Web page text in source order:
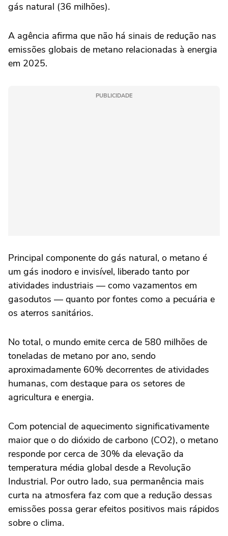
gás natural (36 milhões).
A agência afirma que não há sinais de redução nas
emissões globais de metano relacionadas à energia
em 2025.
PUBLICIDADE
Principal componente do gás natural, o metano é
um gás inodoro e invisível, liberado tanto por
atividades industriais — como vazamentos em
gasodutos — quanto por fontes como a pecuária e
os aterros sanitários.
No total, o mundo emite cerca de 580 milhões de
toneladas de metano por ano, sendo
aproximadamente 60% decorrentes de atividades
humanas, com destaque para os setores de
agricultura e energia.
Com potencial de aquecimento significativamente
maior que o do dióxido de carbono (CO2), o metano
responde por cerca de 30% da elevação da
temperatura média global desde a Revolução
Industrial. Por outro lado, sua permanência mais
curta na atmosfera faz com que a redução dessas
emissões possa gerar efeitos positivos mais rápidos
sobre o clima.